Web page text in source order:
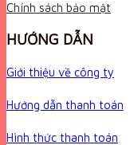
Chính sách bảo mật
HƯỚNG DẪN
Giới thiệu về công ty
Hướng dẫn thanh toán
Hình thức thanh toán